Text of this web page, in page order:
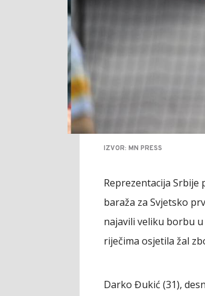
IZVOR: MN PRESS
Reprezentacija
baraža za Svjetsko
najavili veliku borbu
riječima osjetila žal
Darko Đukić (31),